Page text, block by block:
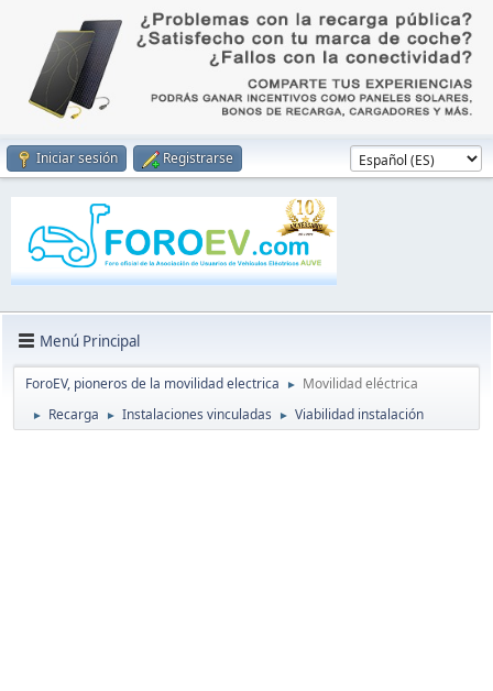
Iniciar sesión Registrarse
Menú Principal
ForoEV, pioneros de la movilidad electrica ► Movilidad eléctrica
► Recarga ► Instalaciones vinculadas ► Viabilidad instalación